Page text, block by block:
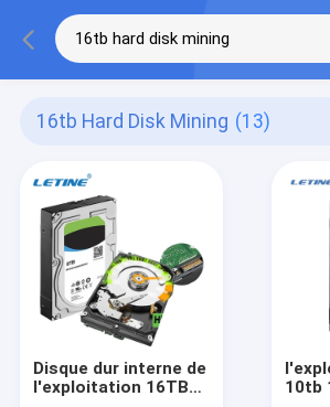
16tb Hard Disk Mining (13)
Disque dur interne de
l'exploitation 16TB
10tb